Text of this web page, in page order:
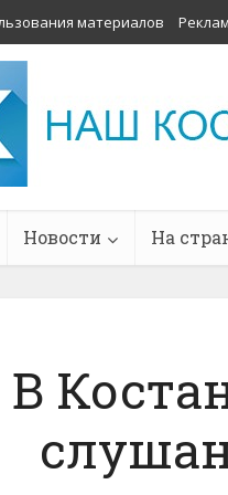
материалов
Новости На
В